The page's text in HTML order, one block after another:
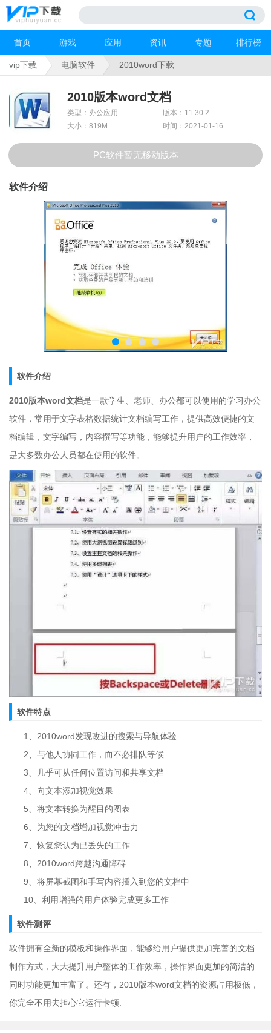
首页 游戏 应用 资讯 专题 排行榜
vip下载 电脑软件 2010word下载
2010版本word文档
类型：办公应用
版本：11.30.2
大小：819M
时间：2021-01-16
PC软件暂无移动版本
软件介绍
软件介绍
2010版本word文档是一款学生、老师、办公都可以使用的学习办公
软件，常用于文字表格数据统计文档编写工作，提供高效便捷的文
档编辑，文字编写，内容撰写等功能，能够提升用户的工作效率，
是大多数办公人员都在使用的软件。
软件特点
1、2010word发现改进的搜索与导航体验
2、与他人协同工作，而不必排队等候
3、几乎可从任何位置访问和共享文档
4、向文本添加视觉效果
5、将文本转换为醒目的图表
6、为您的文档增加视觉冲击力
7、恢复您认为已丢失的工作
8、2010word跨越沟通障碍
9、将屏幕截图和手写内容插入到您的文档中
10、利用增强的用户体验完成更多工作
软件测评
软件拥有全新的模板和操作界面，能够给用户提供更加完善的文档
制作方式，大大提升用户整体的工作效率，操作界面更加的简洁的
同时功能更加丰富了。还有，2010版本word文档的资源占用极低，
你完全不用去担心它运行卡顿.